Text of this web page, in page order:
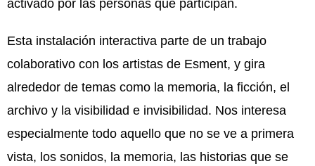
activado por las personas que participan.
Esta instalación interactiva parte de un trabajo
colaborativo con los artistas de Esment, y gira
alrededor de temas como la memoria, la ficción, el
archivo y la visibilidad e invisibilidad. Nos interesa
especialmente todo aquello que no se ve a primera
vista, los sonidos, la memoria, las historias que se